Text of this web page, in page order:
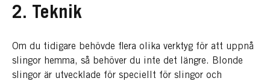
2. Teknik
Om du tidigare behövde flera olika verktyg för att uppnå
slingor hemma, så behöver du inte det längre. Blonde
slingor är utvecklade för speciellt för slingor och